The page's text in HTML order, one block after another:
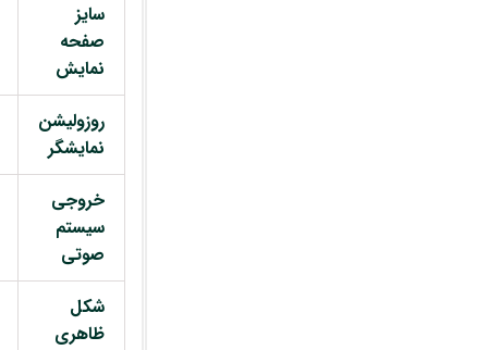
سایز
صفحه
نمایش
روزولیشن
نمایشگر
خروجی
سیستم
صوتی
شکل
ظاهری